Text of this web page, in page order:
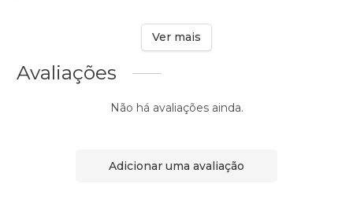
Ver mais
Avaliações
Não há avaliações ainda.
Adicionar uma avaliação